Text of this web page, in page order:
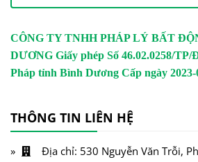
CÔNG TY TNHH PHÁP LÝ BẤT
DƯƠNG Giấy phép Số 46.02.0258/
Pháp tỉnh Bình Dương Cấp ngày 2023-
THÔNG TIN LIÊN HỆ
Địa chỉ: 530 Nguyễn Văn Trỗi,